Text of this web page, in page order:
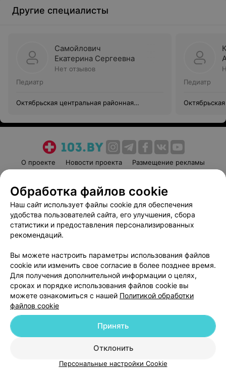
Другие специалисты
Самойлович
Екатерина Сергеевна
Нет отзывов
Педиатр
Октябрьская центральная районная
Педиатр
О проекте Новости проекта
Размещение рекламы
Пользовательское соглашение
Способы оплаты
Вакансии
Партнеры
Написать руководителю 103.by
Обработка персональных данных
© 2026 ООО «Артокс Лаб», УНП 191700409
| 220012, Республика Беларусь,
Служба поддержки +375 291212755
Обработка файлов cookie
Наш сайт использует файлы cookie для обеспечения
удобства пользователей сайта, его улучшения, сбора
статистики и предоставления персонализированных
рекомендаций.
Вы можете настроить параметры использования файлов
cookie или изменить свое согласие в более позднее время.
Для получения дополнительной информации о целях,
сроках и порядке использования файлов cookie вы
можете ознакомиться с нашей Политикой обработки
файлов cookie
Отклонить
Принять
Персональные настройки Cookie